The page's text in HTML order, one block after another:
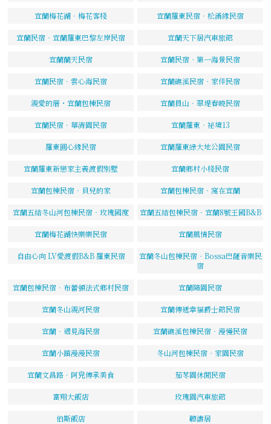
宜蘭梅花湖‧梅花客棧 宜蘭羅東民宿‧松滿緣民宿
宜蘭民宿‧宜蘭羅東巴黎左岸民宿 宜蘭天下居汽車旅館
宜蘭蘭天民宿 宜蘭民宿‧第一海景民宿
宜蘭民宿．雲心海民宿 宜蘭礁溪民宿‧家佳民宿
親愛的厝・宜蘭包棟民宿 宜蘭員山．翠堤春曉民宿
宜蘭民宿．華清園民宿 宜蘭羅東‧祕境13
羅東圓心緣民宿 宜蘭羅東綠大地公園民宿
宜蘭羅東新戀家主義渡假別墅 宜蘭鄉村小棧民宿
宜蘭包棟民宿‧貝兒的家 宜蘭包棟民宿‧窩在宜蘭
宜蘭五結冬山河包棟民宿‧玫瑰國度 宜蘭五結包棟民宿‧宜蘭8號王國B&B
宜蘭梅花湖快樂樂民宿 宜蘭風情民宿
自由心向 LV愛渡假B&B 羅東民宿
宜蘭冬山包棟民宿‧Bossa巴薩音樂民
宿
宜蘭包棟民宿．布蕾頓法式鄉村民宿 宜蘭隨園民宿
宜蘭冬山親河民宿 宜蘭傳遞幸福爵士館民宿
宜蘭‧遇見海民宿 宜蘭礁溪包棟民宿‧漫慢民宿
宜蘭小鎮漫漫民宿 冬山河包棟民宿‧家園民宿
宜蘭文昌路．阿皃傳承美食 茄苳園休閒民宿
富翔大飯店 玫瑰園汽車旅館
伯斯飯店 聽濤居